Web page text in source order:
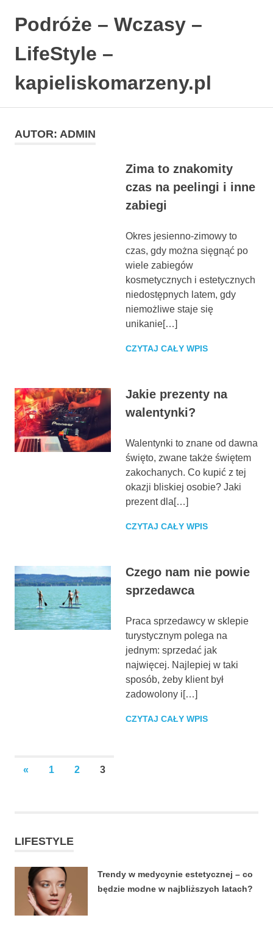
Podróże – Wczasy –
LifeStyle –
kapieliskomarzeny.pl
AUTOR: ADMIN
Zima to znakomity
czas na peelingi i inne
zabiegi
Okres jesienno-zimowy to
czas, gdy można sięgnąć po
wiele zabiegów
kosmetycznych i estetycznych
niedostępnych latem, gdy
niemożliwe staje się
unikanie[…]
CZYTAJ CAŁY WPIS
Jakie prezenty na
walentynki?
Walentynki to znane od dawna
święto, zwane także świętem
zakochanych. Co kupić z tej
okazji bliskiej osobie? Jaki
prezent dla[…]
CZYTAJ CAŁY WPIS
Czego nam nie powie
sprzedawca
Praca sprzedawcy w sklepie
turystycznym polega na
jednym: sprzedać jak
najwięcej. Najlepiej w taki
sposób, żeby klient był
zadowolony i[…]
CZYTAJ CAŁY WPIS
Stronicowanie
« PREVIOUS
1 2 3
LIFESTYLE
Trendy w medycynie estetycznej – co
będzie modne w najbliższych latach?